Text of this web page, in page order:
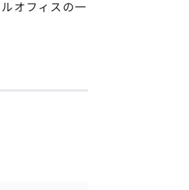
オフィスの一